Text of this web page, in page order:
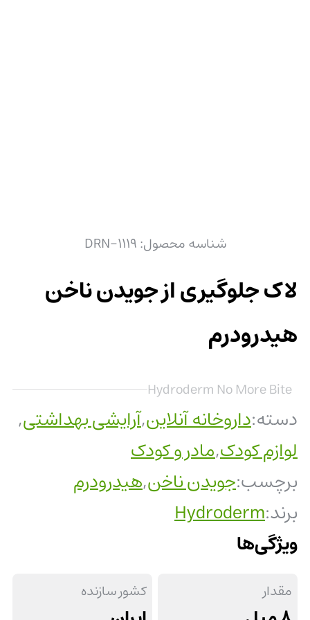
شناسه محصول:DRN-1119
لاک جلوگیری از جویدن ناخن
هیدرودرم
Hydroderm No More Bite
دسته:داروخانه آنلاین,آرایشی بهداشتی,
لوازم کودک,مادر و کودک
برچسب:جویدن ناخن,هیدرودرم
برند:Hydroderm
ویژگی‌ها
مقدار کشور سازنده